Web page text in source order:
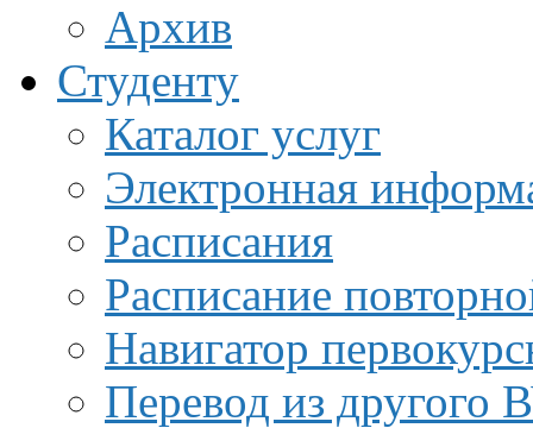
Архив
Студенту
Каталог услуг
Электронная
Расписания
Расписание
Навигатор
Перевод из другого